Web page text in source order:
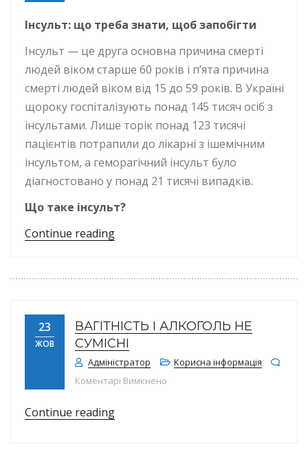
Інсульт: що треба знати, щоб запобігти
Інсульт — це друга основна причина смерті
людей віком старше 60 років і п’ята причина
смерті людей віком від 15 до 59 років. В Україні
щороку госпіталізують понад 145 тисяч осіб з
інсультами. Лише торік понад 123 тисячі
пацієнтів потрапили до лікарні з ішемічним
інсультом, а геморагічний інсульт було
діагностовано у понад 21 тисячі випадків.
Що таке інсульт?
Continue reading“Інсульт: що треба знати, щоб
23
ЖОВ
ВАГІТНІСТЬ І АЛКОГОЛЬ НЕ
СУМІСНІ
Адміністратор
Корисна інформація
Коментарі Вимкнено
Continue reading“ВАГІТНІСТЬ І АЛКОГОЛЬ НЕ